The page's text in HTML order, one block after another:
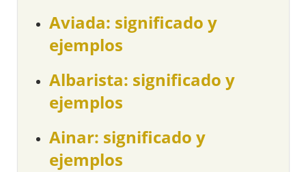
Aviada: significado y
ejemplos
Albarista: significado y
ejemplos
Ainar: significado y
ejemplos